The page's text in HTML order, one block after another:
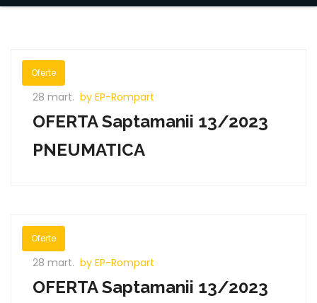
Oferte
28 mart. by EP-Rompart
OFERTA Saptamanii 13/2023
PNEUMATICA
Oferte
28 mart. by EP-Rompart
OFERTA Saptamanii 13/2023